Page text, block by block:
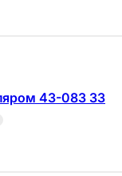
43-083 33